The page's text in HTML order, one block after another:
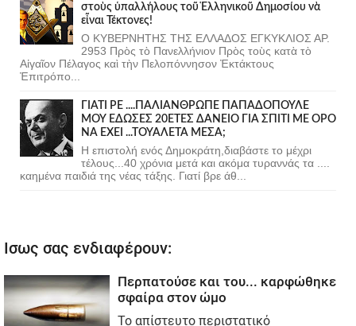
στοὺς ὑπαλλήλους τοῦ Ἑλληνικοῦ Δημοσίου νὰ
εἶναι Τέκτονες!
Ο ΚΥΒΕΡΝΗΤΗΣ ΤΗΣ ΕΛΛΑΔΟΣ ΕΓΚΥΚΛΙΟΣ ΑΡ.
2953 Πρὸς τὸ Πανελλήνιον Πρὸς τοὺς κατὰ τὸ
Αἰγαῖον Πέλαγος καὶ τὴν Πελοπόννησον Ἐκτάκτους
Ἐπιτρόπο...
ΓΙΑΤΙ ΡΕ ....ΠΑΛΙΑΝΘΡΩΠΕ ΠΑΠΑΔΟΠΟΥΛΕ
ΜΟΥ ΕΔΩΣΕΣ 20ΕΤΕΣ ΔΑΝΕΙΟ ΓΙΑ ΣΠΙΤΙ ΜΕ ΟΡΟ
ΝΑ ΕΧΕΙ ...ΤΟΥΑΛΕΤΑ ΜΕΣΑ;
Η επιστολή ενός Δημοκράτη,διαβάστε το μέχρι
τέλους...40 χρόνια μετά και ακόμα τυραννάς τα ....
καημένα παιδιά της νέας τάξης. Γιατί βρε άθ...